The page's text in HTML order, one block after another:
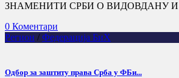
ЗНАМЕНИТИ СРБИ О ВИДОВДАНУ
0 Коментари
Регион / Федерација БиХ
Одбор за заштиту права Срба у ФБи...